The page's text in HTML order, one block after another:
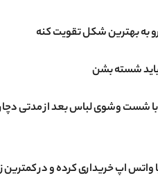
به بهترین شکل تقویت کنه
شسته بشن
با شست وشوی لباس بعد از مدتی
واتس اپ خریداری کرده و در